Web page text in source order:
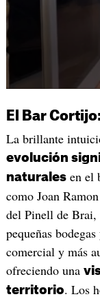
El Bar
La brillante
evolución
naturalesen el
como Joan
del Pinell de Brai,
pequeñas
comercial y más
ofreciendo una
territorio. Los